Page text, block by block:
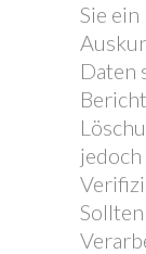
Sie
Daten